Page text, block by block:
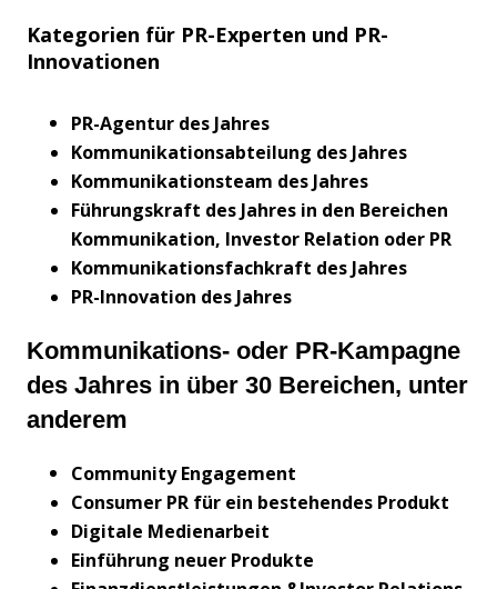
Kategorien für PR-Experten und PR-
Innovationen
PR-Agentur des Jahres
Kommunikationsabteilung des Jahres
Kommunikationsteam des Jahres
Führungskraft des Jahres in den Bereichen
Kommunikation, Investor Relation oder PR
Kommunikationsfachkraft des Jahres
PR-Innovation des Jahres
Kommunikations- oder PR-Kampagne
des Jahres in über 30 Bereichen, unter
anderem
Community Engagement
Consumer PR für ein bestehendes Produkt
Digitale Medienarbeit
Einführung neuer Produkte